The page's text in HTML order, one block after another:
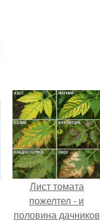
Лист томата
пожелтел - и
половина дачников